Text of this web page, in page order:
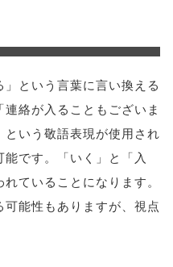
」という言葉に言い換える
絡が入ることもございま
いう敬語表現が使用され
です。「いく」と「入
ていることになります。
能性もありますが、視点